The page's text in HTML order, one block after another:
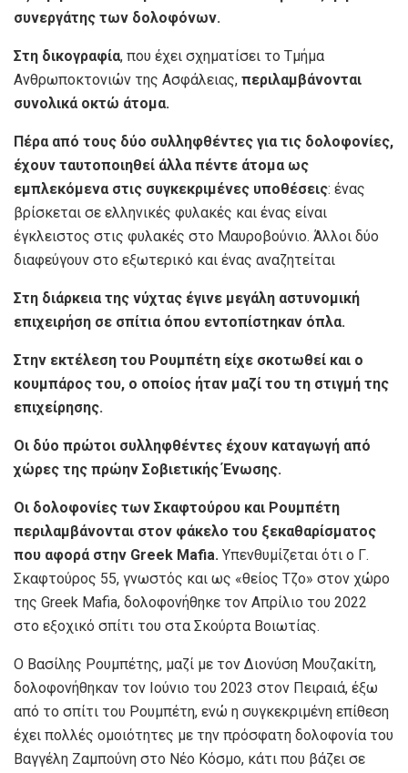
συνεργάτης των δολοφόνων.
Στη δικογραφία, που έχει σχηματίσει το Τμήμα
Ανθρωποκτονιών της Ασφάλειας, περιλαμβάνονται
συνολικά οκτώ άτομα.
Πέρα από τους δύο συλληφθέντες για τις δολοφονίες,
έχουν ταυτοποιηθεί άλλα πέντε άτομα ως
εμπλεκόμενα στις συγκεκριμένες υποθέσεις: ένας
βρίσκεται σε ελληνικές φυλακές και ένας είναι
έγκλειστος στις φυλακές στο Μαυροβούνιο. Άλλοι δύο
διαφεύγουν στο εξωτερικό και ένας αναζητείται
Στη διάρκεια της νύχτας έγινε μεγάλη αστυνομική
επιχειρήση σε σπίτια όπου εντοπίστηκαν όπλα.
Στην εκτέλεση του Ρουμπέτη είχε σκοτωθεί και ο
κουμπάρος του, ο οποίος ήταν μαζί του τη στιγμή της
επιχείρησης.
Οι δύο πρώτοι συλληφθέντες έχουν καταγωγή από
χώρες της πρώην Σοβιετικής Ένωσης.
Οι δολοφονίες των Σκαφτούρου και Ρουμπέτη
περιλαμβάνονται στον φάκελο του ξεκαθαρίσματος
που αφορά στην Greek Mafia. Υπενθυμίζεται ότι ο Γ.
Σκαφτούρος 55, γνωστός και ως «θείος Τζο» στον χώρο
της Greek Mafia, δολοφονήθηκε τον Απρίλιο του 2022
στο εξοχικό σπίτι του στα Σκούρτα Βοιωτίας.
Ο Βασίλης Ρουμπέτης, μαζί με τον Διονύση Μουζακίτη,
δολοφονήθηκαν τον Ιούνιο του 2023 στον Πειραιά, έξω
από το σπίτι του Ρουμπέτη, ενώ η συγκεκριμένη επίθεση
έχει πολλές ομοιότητες με την πρόσφατη δολοφονία του
Βαγγέλη Ζαμπούνη στο Νέο Κόσμο, κάτι που βάζει σε